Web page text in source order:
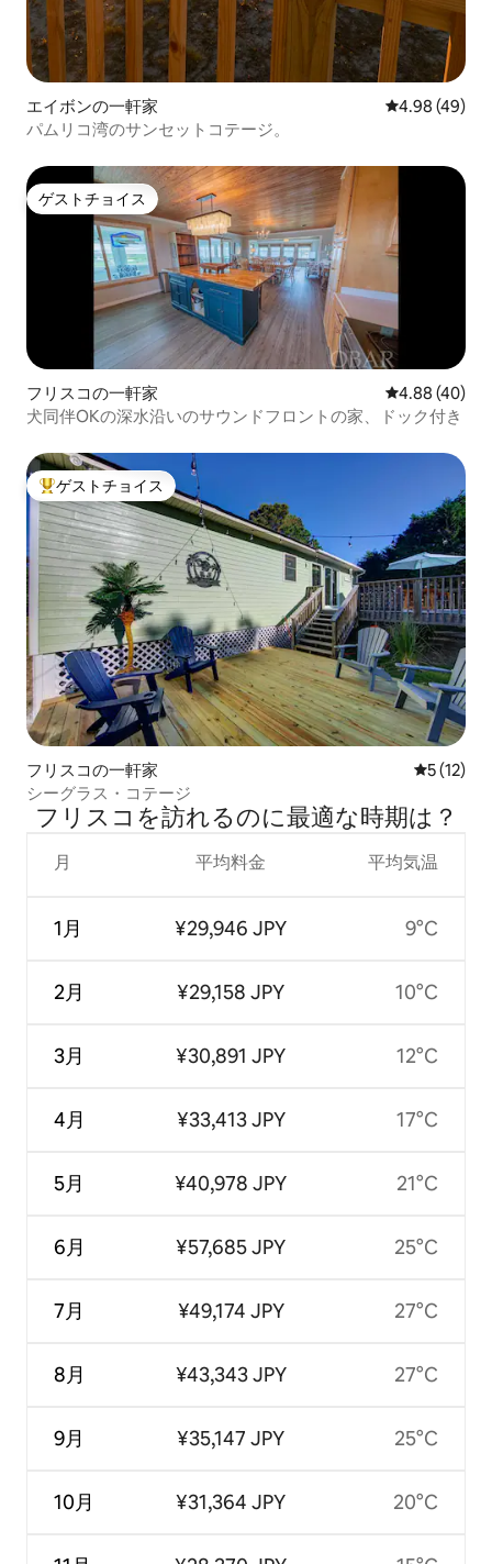
エイボンの一軒家 レビュー49
4.98 (49)
パムリコ湾のサンセットコテージ。
ゲストチョイス
ゲストチョイス
フリスコの一軒家 レビュー40
4.88 (40)
犬同伴OKの深水沿いのサウンドフロントの家、ドック付き
大好評のゲストチョイスです。
ゲストチョイス
フリスコの一軒家 レビュー
5 (12)
シーグラス・コテージ
フリスコを訪⁠れ⁠るの⁠に最⁠適⁠な時⁠期⁠は⁠？
月
1月
2月
3月
4月
5月
6月
7月
8月
9月
10月
平均料金
¥29,946 JPY
¥29,158 JPY
¥30,891 JPY
¥33,413 JPY
¥40,978 JPY
¥57,685 JPY
¥49,174 JPY
¥43,343 JPY
¥35,147 JPY
¥31,364 JPY
平均気温
9°C
10°C
12°C
17°C
21°C
25°C
27°C
27°C
25°C
20°C